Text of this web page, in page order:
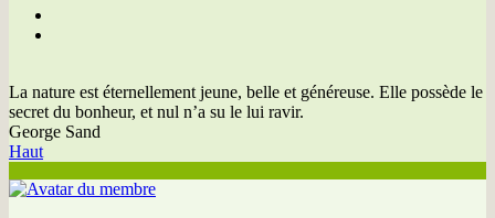
La nature est éternellement jeune, belle et généreuse. Elle possède le
secret du bonheur, et nul n’a su le lui ravir.
George Sand
Haut